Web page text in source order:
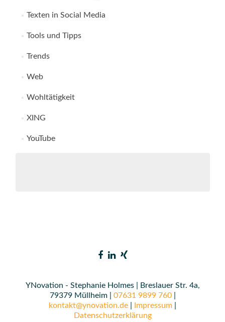
Texten in Social Media
Tools und Tipps
Trends
Web
Wohltätigkeit
XING
YouTube
YNovation - Stephanie Holmes | Breslauer Str. 4a,
79379 Müllheim | 07631 9899 760|
kontakt@ynovation.de
Impressum
Datenschutzerklärung